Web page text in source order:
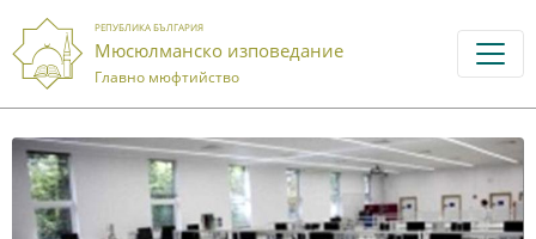
РЕПУБЛИКА БЪЛГАРИЯ
Мюсюлманско изповедание
Главно мюфтийство